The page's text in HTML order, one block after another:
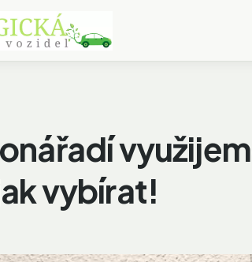
vybírat!